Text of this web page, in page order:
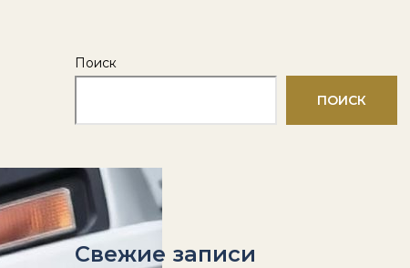
Поиск
ПОИСК
Свежие записи